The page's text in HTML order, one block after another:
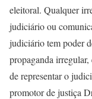
eleitoral. Qualquer
judiciário ou
judiciário tem poder
propaganda
de representar o
promotor de justiça